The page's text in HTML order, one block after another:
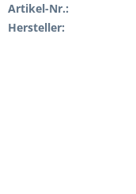
Artikel-Nr.:
Hersteller: